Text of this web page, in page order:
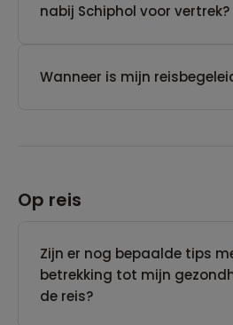
nabij Schiphol voor vertrek?
Wanneer is mijn
Op reis
Zijn er nog bepaalde tips
betrekking tot mijn
de reis?